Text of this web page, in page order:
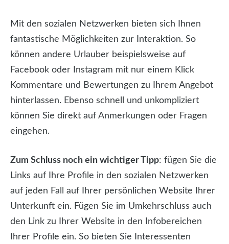
Mit den sozialen Netzwerken bieten sich Ihnen
fantastische Möglichkeiten zur Interaktion. So
können andere Urlauber beispielsweise auf
Facebook oder Instagram mit nur einem Klick
Kommentare und Bewertungen zu Ihrem Angebot
hinterlassen. Ebenso schnell und unkompliziert
können Sie direkt auf Anmerkungen oder Fragen
eingehen.
Zum Schluss noch ein wichtiger Tipp: fügen Sie die
Links auf Ihre Profile in den sozialen Netzwerken
auf jeden Fall auf Ihrer persönlichen Website Ihrer
Unterkunft ein. Fügen Sie im Umkehrschluss auch
den Link zu Ihrer Website in den Infobereichen
Ihrer Profile ein. So bieten Sie Interessenten